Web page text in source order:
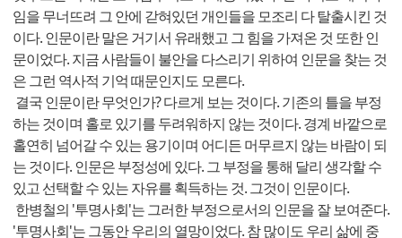
임을 무너뜨려 그 안에 갇혀있던 개인들을 모조리 다 탈출시킨 것
이다. 인문이란 말은 거기서 유래했고 그 힘을 가져온 것 또한 인
문이었다. 지금 사람들이 불안을 다스리기 위하여 인문을 찾는 것
은 그런 역사적 기억 때문인지도 모른다.
결국 인문이란 무엇인가? 다르게 보는 것이다. 기존의 틀을 부정
하는 것이며 홀로 있기를 두려워하지 않는 것이다. 경계 바깥으로
홀연히 넘어갈 수 있는 용기이며 어디든 머무르지 않는 바람이 되
는 것이다. 인문은 부정성에 있다. 그 부정을 통해 달리 생각할 수
있고 선택할 수 있는 자유를 획득하는 것. 그것이 인문이다.
한병철의 '투명사회'는 그러한 부정으로서의 인문을 잘 보여준다.
'투명사회'는 그동안 우리의 열망이었다. 참 많이도 우리 삶에 중